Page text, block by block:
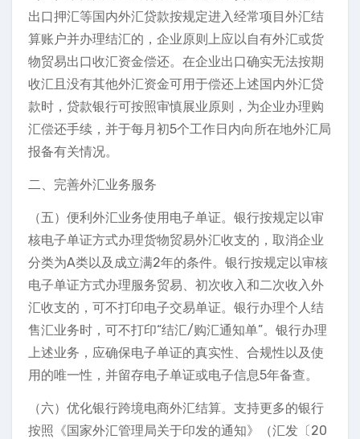
出口押汇等国内外汇贷款按规定进入经常项目外汇结
算账户并办理结汇的，企业原则上应以自有外汇或货
物贸易出口收汇资金偿还。在企业出口确实无法按期
收汇且没有其他外汇资金可用于偿还上述国内外汇贷
款时，贷款银行可按照审慎展业原则，为企业办理购
汇偿还手续，并于每月初5个工作日内向所在地外汇局
报备有关情况。
二、完善外汇业务服务
（五）便利外汇业务使用电子单证。银行按规定以审
核电子单证方式办理货物贸易外汇收支的，取消企业
分类为A类以及成立满2年的条件。银行按规定以审核
电子单证方式办理服务贸易、初次收入和二次收入外
汇收支的，可不打印电子交易单证。银行办理个人结
售汇业务时，可不打印“结汇/购汇通知单”。银行办理
上述业务，应确保电子单证的真实性、合规性以及使
用的唯一性，并留存电子单证或电子信息5年备查。
（六）优化银行跨境电商外汇结算。支持更多的银行
按照《国家外汇管理局关于印发的通知》（汇发〔20